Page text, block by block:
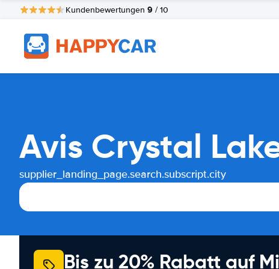
Kundenbewertungen 9 / 10
Avis Crystal
supplier_landing_page.search.subscript.city
Bis zu 20% Rabatt auf